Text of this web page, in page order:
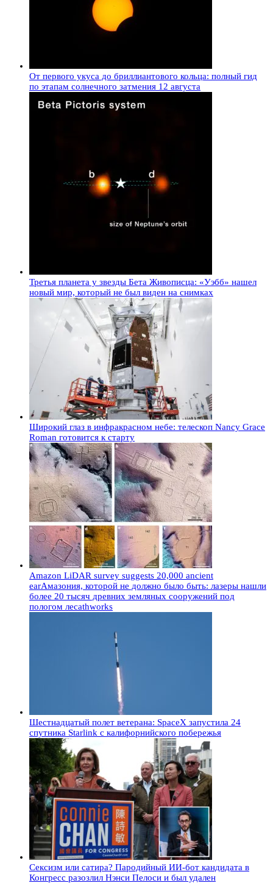
От первого укуса до бриллиантового кольца: полный гид
по этапам солнечного затмения 12 августа
Третья планета у звезды Бета Живописца: «Уэбб» нашел
новый мир, который не был виден на снимках
Широкий глаз в инфракрасном небе: телескоп Nancy Grace
Roman готовится к старту
Amazon LiDAR survey suggests 20,000 ancient
earАмазония, которой не должно было быть: лазеры нашли
более 20 тысяч древних земляных сооружений под
пологом лесаthworks
Шестнадцатый полет ветерана: SpaceX запустила 24
спутника Starlink с калифорнийского побережья
Сексизм или сатира? Пародийный ИИ-бот кандидата в
Конгресс разозлил Нэнси Пелоси и был удален